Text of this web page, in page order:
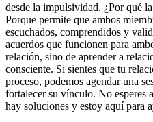
desde la impulsividad. ¿Por qué
Porque permite que ambos
escuchados, comprendidos y
acuerdos que funcionen para
relación, sino de aprender a
consciente. Si sientes que tu
proceso, podemos agendar una
fortalecer su vínculo. No esperes
hay soluciones y estoy aquí para